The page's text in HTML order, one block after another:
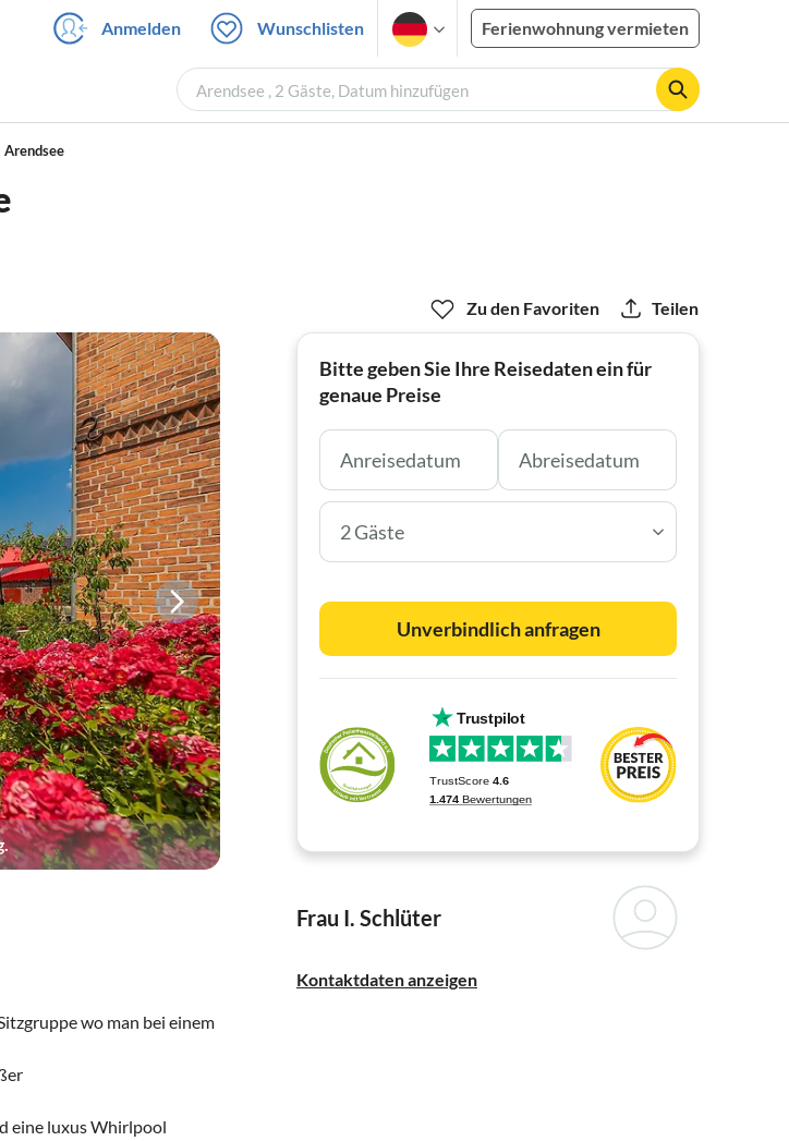
Anmelden Wunschlisten Ferienwohnung vermieten
Arendsee , 2 Gäste, Datum hinzufügen
Arendsee
wo man bei einem
eine luxus Whirlpool
Zu den Favoriten Teilen
Bitte geben Sie Ihre Reisedaten ein für
genaue Preise
2 Gäste
Unverbindlich anfragen
Frau I. Schlüter
Kontaktdaten anzeigen